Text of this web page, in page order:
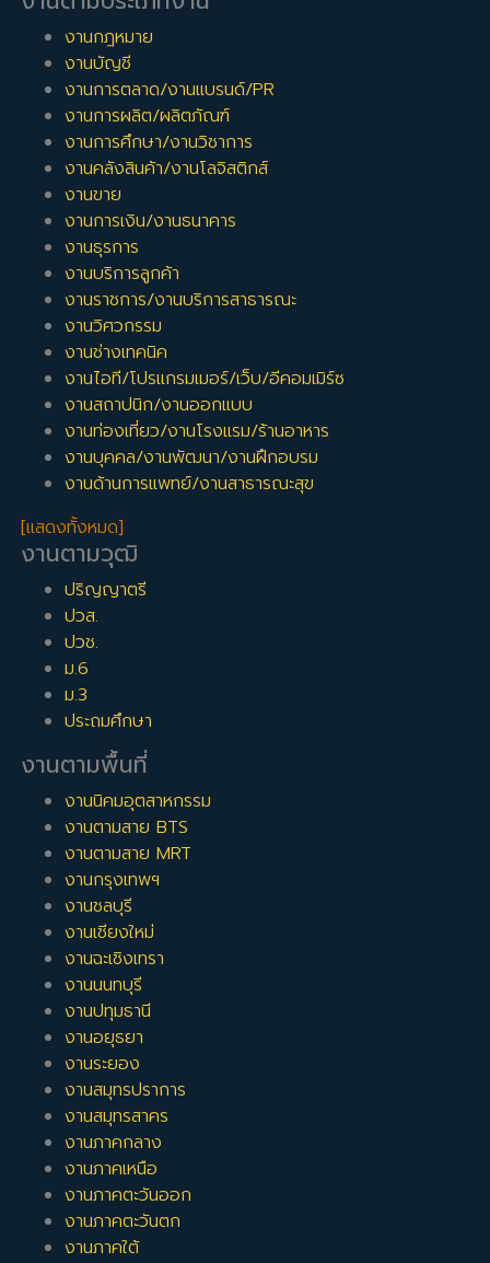
งานกฎหมาย
งานบัญชี
งานการตลาด/งานแบรนด์/PR
งานการผลิต/ผลิตภัณฑ์
งานการศึกษา/งานวิชาการ
งานคลังสินค้า/งานโลจิสติกส์
งานขาย
งานการเงิน/งานธนาคาร
งานธุรการ
งานบริการลูกค้า
งานราชการ/งานบริการสาธารณะ
งานวิศวกรรม
งานช่างเทคนิค
งานไอที/โปรแกรมเมอร์/เว็บ/อีคอมเมิร์ซ
งานสถาปนิก/งานออกแบบ
งานท่องเที่ยว/งานโรงแรม/ร้านอาหาร
งานบุคคล/งานพัฒนา/งานฝึกอบรม
งานด้านการแพทย์/งานสาธารณะสุข
[แสดงทั้งหมด]
งานตามวุฒิ
ปริญญาตรี
ปวส.
ปวช.
ม.6
ม.3
ประถมศึกษา
งานตามพื้นที่
งานนิคมอุตสาหกรรม
งานตามสาย BTS
งานตามสาย MRT
งานกรุงเทพฯ
งานชลบุรี
งานเชียงใหม่
งานฉะเชิงเทรา
งานนนทบุรี
งานปทุมธานี
งานอยุธยา
งานระยอง
งานสมุทรปราการ
งานสมุทรสาคร
งานภาคกลาง
งานภาคเหนือ
งานภาคตะวันออก
งานภาคตะวันตก
งานภาคใต้